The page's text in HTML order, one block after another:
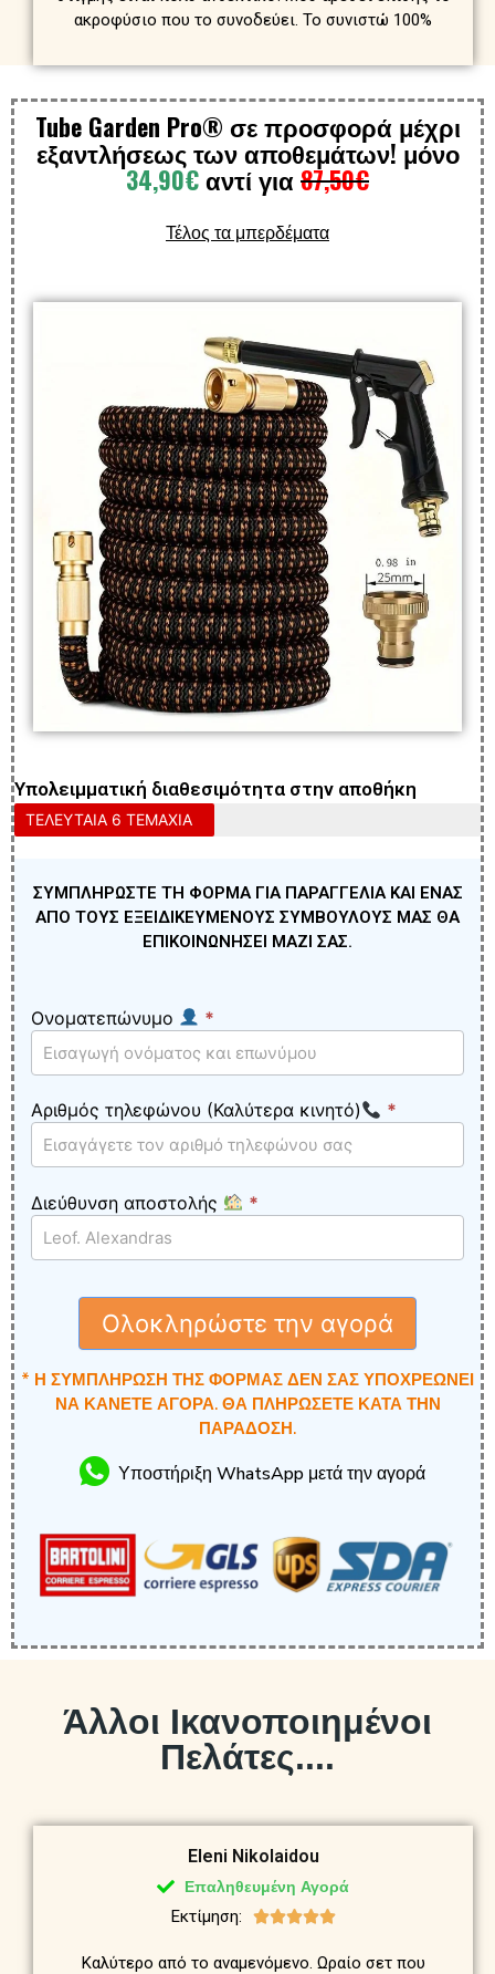
ακροφύσιο που το συνοδεύει. Το συνιστώ 100%
Tube Garden Pro® σε προσφορά μέχρι
εξαντλήσεως των αποθεμάτων!μόνο
34,90€αντί για87,50€
Τέλος τα μπερδέματα
Υπολειμματική διαθεσιμότητα στην αποθήκη
ΤΕΛΕΥΤΑΙΑ 6 ΤΕΜΑΧΙΑ
ΣΥΜΠΛΗΡΩΣΤΕ ΤΗ ΦΟΡΜΑ ΓΙΑ ΠΑΡΑΓΓΕΛΙΑ ΚΑΙ ΕΝΑΣ
ΑΠΟ ΤΟΥΣ ΕΞΕΙΔΙΚΕΥΜΕΝΟΥΣ ΣΥΜΒΟΥΛΟΥΣ ΜΑΣ ΘΑ
ΕΠΙΚΟΙΝΩΝΗΣΕΙ ΜΑΖΙ ΣΑΣ.
GA2-
Tubo
GR -
34Eur
- GR
- WF
Ονοματεπώνυμο *
Αριθμός τηλεφώνου (Καλύτερα κινητό) *
Διεύθυνση αποστολής *
Ολοκληρώστε την αγορά
* Η ΣΥΜΠΛΗΡΩΣΗ ΤΗΣ ΦΟΡΜΑΣ ΔΕΝ ΣΑΣ ΥΠΟΧΡΕΩΝΕΙ
ΝΑ ΚΑΝΕΤΕ ΑΓΟΡΑ. ΘΑ ΠΛΗΡΩΣΕΤΕ ΚΑΤΑ ΤΗΝ
ΠΑΡΑΔΟΣΗ.
Υποστήριξη WhatsApp μετά την αγορά
Άλλοι Ικανοποιημένοι
Πελάτες....
Eleni Nikolaidou
Επαληθευμένη Αγορά
Εκτίμηση: 
Καλύτερο από το αναμενόμενο. Ωραίο σετ που